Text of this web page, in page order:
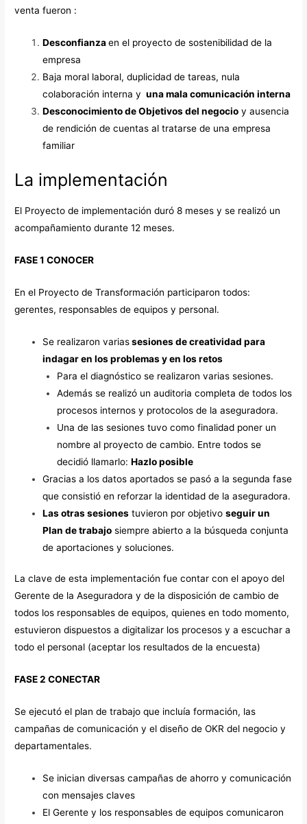
venta fueron :
Desconfianzaen el proyecto de sostenibilidad de la
empresa
Baja moral laboral, duplicidad de tareas, nula
colaboración interna y una mala comunicación interna
Desconocimiento de Objetivos del negocio y ausencia
de rendición de cuentas al tratarse de una empresa
familiar
La implementación
El Proyecto de implementación duró 8 meses y se realizó un
acompañamiento durante 12 meses.
FASE 1 CONOCER
En el Proyecto de Transformación participaron todos:
gerentes, responsables de equipos y personal.
Se realizaron variassesiones de creatividad para
indagar en los problemas y en los retos
Para el diagnóstico se realizaron varias sesiones.
Además se realizó un auditoria completa de todos los
procesos internos y protocolos de la aseguradora.
Una de las sesiones tuvo como finalidad poner un
nombre al proyecto de cambio. Entre todos se
decidió llamarlo: Hazlo posible
Gracias a los datos aportados se pasó a la segunda fase
que consistió en reforzar la identidad de la aseguradora.
Las otras sesiones tuvieron por objetivoseguir un
Plan de trabajo siempre abierto a la búsqueda conjunta
de aportaciones y soluciones.
La clave de esta implementación fue contar con el apoyo del
Gerente de la Aseguradora y de la disposición de cambio de
todos los responsables de equipos, quienes en todo momento,
estuvieron dispuestos a digitalizar los procesos y a escuchar a
todo el personal (aceptar los resultados de la encuesta)
FASE 2 CONECTAR
Se ejecutó el plan de trabajo que incluía formación, las
campañas de comunicación y el diseño de OKR del negocio y
departamentales.
Se inician diversas campañas de ahorro y comunicación
con mensajes claves
El Gerente y los responsables de equipos comunicaron